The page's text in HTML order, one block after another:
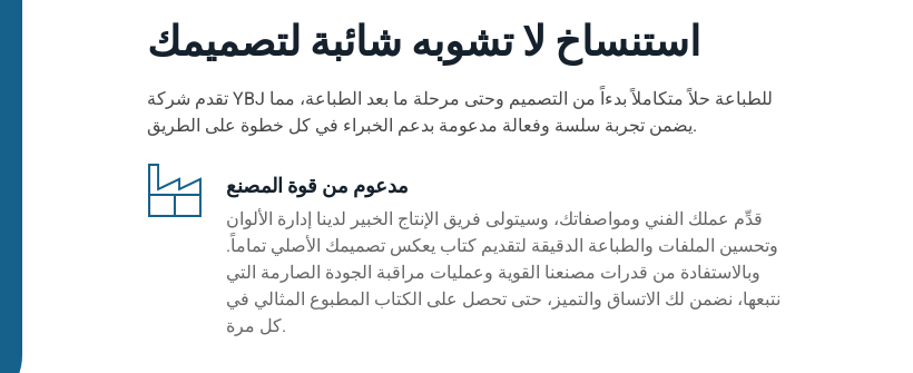
استنساخ لا تشوبه شائبة لتصميمك
تقدم شركة YBJ للطباعة حلاً متكاملاً بدءاً من التصميم وحتى مرحلة ما بعد الطباعة، مما
يضمن تجربة سلسة وفعالة مدعومة بدعم الخبراء في كل خطوة على الطريق.
مدعوم من قوة المصنع
قدِّم عملك الفني ومواصفاتك، وسيتولى فريق الإنتاج الخبير لدينا إدارة الألوان
وتحسين الملفات والطباعة الدقيقة لتقديم كتاب يعكس تصميمك الأصلي تماماً.
وبالاستفادة من قدرات مصنعنا القوية وعمليات مراقبة الجودة الصارمة التي
نتبعها، نضمن لك الاتساق والتميز، حتى تحصل على الكتاب المطبوع المثالي في
كل مرة.